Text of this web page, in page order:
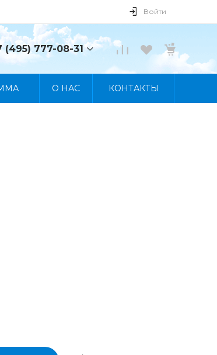
Войти
(495) 777-08-31
(495) 777-08-31
О НАС КОНТАКТЫ